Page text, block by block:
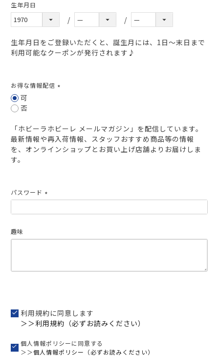
生年月日
生年月日をご登録いただくと、誕生月には、1日～末日まで
利用可能なクーポンが発行されます♪
お得な情報配信
可
否
「ホビーラホビーレ メールマガジン」を配信しています。
最新情報や再入荷情報、スタッフおすすめ商品等の情報
を、オンラインショップとお買い上げ店舗よりお届けしま
す。
パスワード
須)
趣味
利用規約に同意します
＞＞利用規約（必ずお読みください）
個人情報ポリシーに同意する
＞＞個人情報ポリシー（必ずお読みください）